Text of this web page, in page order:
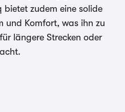
bietet zudem eine solide
und Komfort, was ihn zu
längere Strecken oder